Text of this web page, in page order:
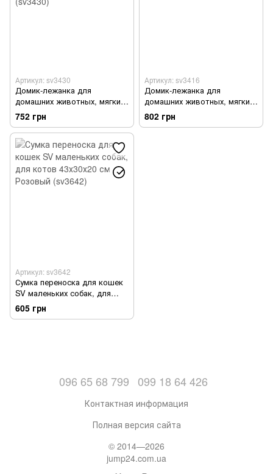
Артикул: sv3430
Домик-лежанка для
домашних животных, мягкий
в форме кошки 40х40х40 см,
Серый (sv3430)
752 грн
Артикул: sv3416
Домик-лежанка для
домашних животных, мягкий
L 48*45*37 см, Серый (sv3416)
802 грн
Артикул: sv3642
Сумка переноска для кошек
SV маленьких собак, для
котов 43х30х20 см Розовый
(sv3642)
605 грн
096 65 68 799 099 18 64 426
Контактная информация
Полная версия сайта
© 2014—2026
jump24.com.ua